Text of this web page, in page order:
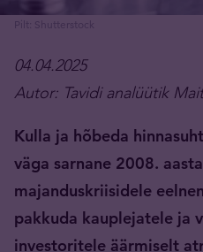
Pilt: Shutterstock
04.04.2025
Autor: Tavidi analüütik
Kulla ja hõbeda
väga sarnane 2008.
majanduskriisidele
pakkuda kauplejatele ja
investoritele äärmiselt